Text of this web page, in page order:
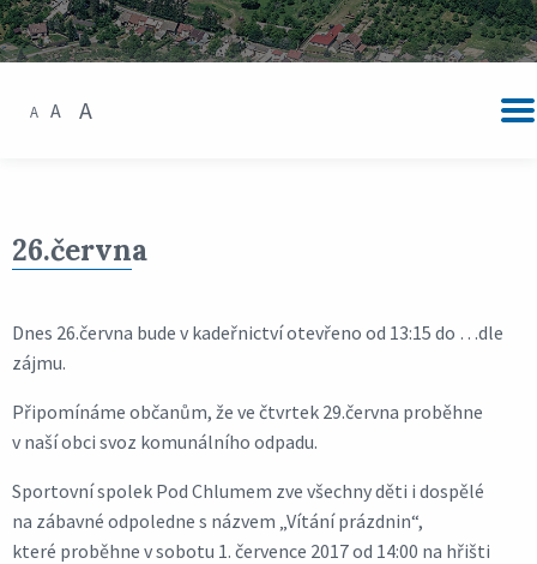
A A A
26.června
Dnes 26.června bude v kadeřnictví otevřeno od 13:15 do …dle
zájmu.
Připomínáme občanům, že ve čtvrtek 29.června proběhne
v naší obci svoz komunálního odpadu.
Sportovní spolek Pod Chlumem zve všechny děti i dospělé
na zábavné odpoledne s názvem „Vítání prázdnin“,
které proběhne v sobotu 1. července 2017 od 14:00 na hřišti